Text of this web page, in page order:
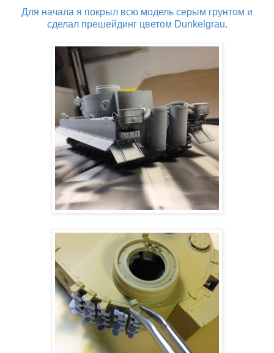
Для начала я покрыл всю модель серым грунтом и
сделал прешейдинг цветом Dunkelgrau.